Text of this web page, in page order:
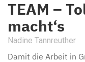
TEAM –
macht‘s
Nadine Tannreuther
Damit die Arbeit in